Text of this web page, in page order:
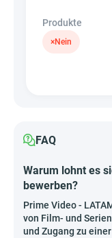
Produkte
×Nein
FAQ
Warum lohnt es
bewerben?
Prime Video -
von Film- und
und Zugang zu